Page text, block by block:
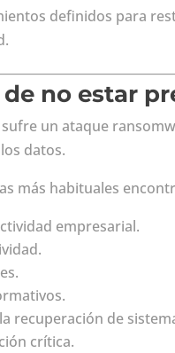
definidos para
no estar
un ataque
datos.
más habituales
empresarial.
recuperación de
crítica.